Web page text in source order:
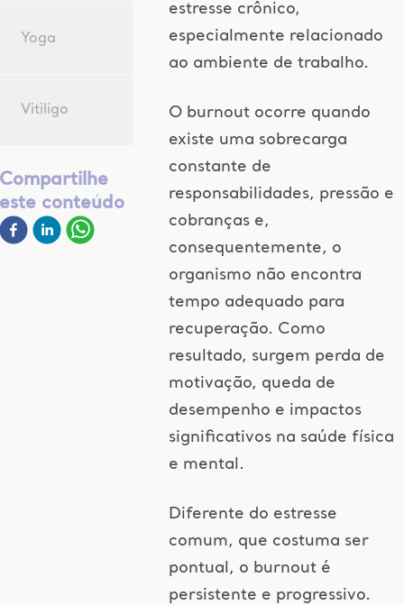
Yoga
Vitiligo
conteúdo
estresse crônico,
especialmente relacionado
ao ambiente de trabalho.
O burnout ocorre quando
existe uma sobrecarga
constante de
responsabilidades, pressão e
cobranças e,
consequentemente, o
organismo não encontra
tempo adequado para
recuperação. Como
resultado, surgem perda de
motivação, queda de
desempenho e impactos
significativos na saúde física
e mental.
Diferente do estresse
comum, que costuma ser
pontual, o burnout é
persistente e progressivo.